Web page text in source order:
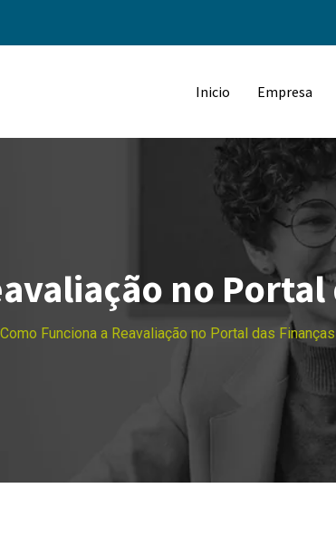
Inicio Empresa
no
Funciona a Reavaliação no Portal das Finanças